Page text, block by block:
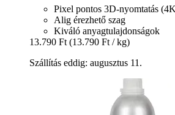
Pixel pontos 3D-nyomtatás
Alig érezhető szag
Kiváló anyagtulajdonságok
13.790 Ft (13.790 Ft / kg)
Szállítás eddig: augusztus 11.